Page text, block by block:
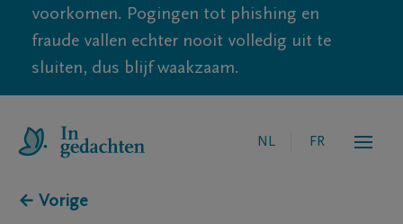
voorkomen. Pogingen tot phishing en
fraude vallen echter nooit volledig uit te
sluiten, dus blijf waakzaam.
NL FR
← Vorige